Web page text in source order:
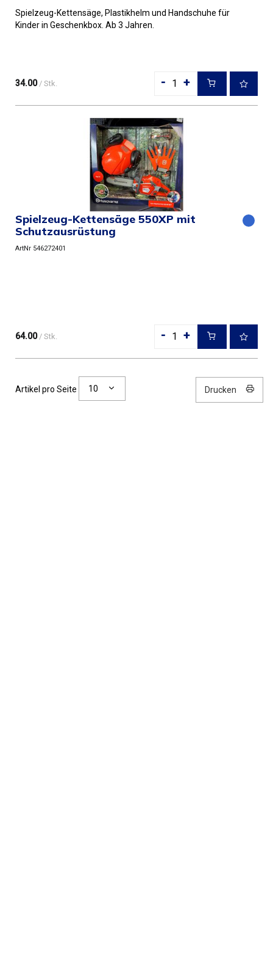
Spielzeug-Kettensäge, Plastikhelm und Handschuhe für
Kinder in Geschenkbox. Ab 3 Jahren.
- +
34.00 / Stk.
Spielzeug-Kettensäge 550XP mit
Schutzausrüstung
ArtNr 546272401
- +
64.00 / Stk.
Artikel pro Seite 10 Drucken